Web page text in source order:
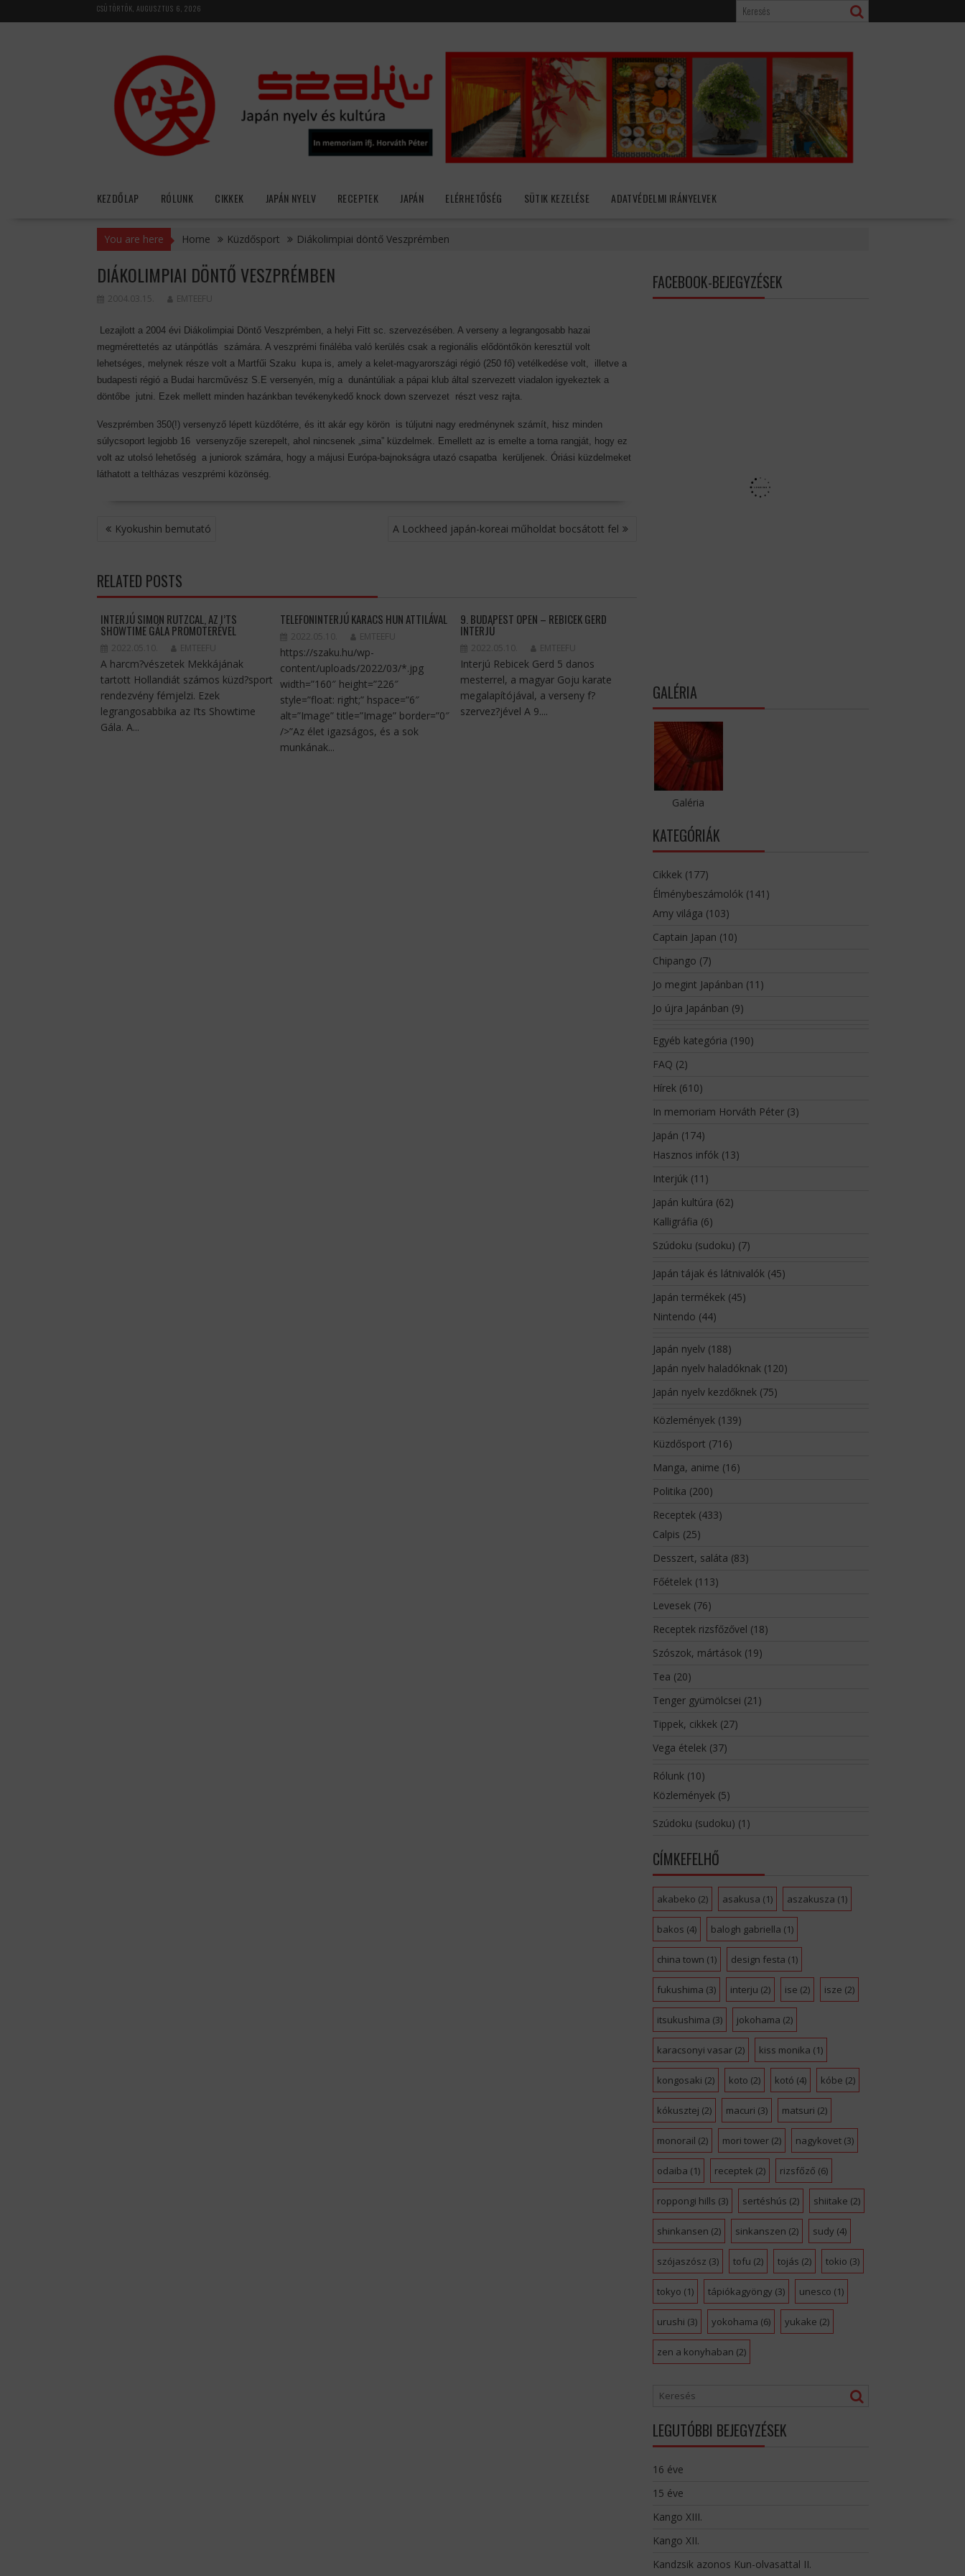
to
CSÜTÖRTÖK, AUGUSZTUS 6, 2026
KEZDŐLAP RÓLUNK CIKKEK JAPÁN NYELV RECEPTEK JAPÁN ELÉRHETŐSÉG SÜTIK KEZELÉSE ADATVÉDELMI IRÁNYELVEK
You are here Home Küzdősport Diákolimpiai döntő Veszprémben
DIÁKOLIMPIAI DÖNTŐ VESZPRÉMBEN
2004.03.15. EMTEEFU
Lezajlott a 2004 évi Diákolimpiai Döntő Veszprémben, a helyi Fitt sc. szervezésében. A verseny a legrangosabb hazai
megmérettetés az utánpótlás számára. A veszprémi fináléba való kerülés csak a regionális elődöntőkön keresztül volt
lehetséges, melynek része volt a Martfűi Szaku kupa is, amely a kelet-magyarországi régió (250 fő) vetélkedése volt, illetve a
budapesti régió a Budai harcművész S.E versenyén, míg a dunántúliak a pápai klub által szervezett viadalon igyekeztek a
döntőbe jutni. Ezek mellett minden hazánkban tevékenykedő knock down szervezet részt vesz rajta.
Veszprémben 350(!) versenyző lépett küzdőtérre, és itt akár egy körön is túljutni nagy eredménynek számít, hisz minden
súlycsoport legjobb 16 versenyzője szerepelt, ahol nincsenek „sima” küzdelmek. Emellett az is emelte a torna rangját, hogy ez
volt az utolsó lehetőség a juniorok számára, hogy a májusi Európa-bajnokságra utazó csapatba kerüljenek. Óriási küzdelmeket
láthatott a teltházas veszprémi közönség.
BEJEGYZÉS
NAVIGÁCIÓ
Kyokushin bemutató A Lockheed japán-koreai műholdat bocsátott fel
RELATED POSTS
INTERJÚ SIMON RUTZCAL, AZ I’TS
SHOWTIME GÁLA PROMOTERÉVEL
2022.05.10. EMTEEFU
A harcm?vészetek Mekkájának
tartott Hollandiát számos küzd?sport
rendezvény fémjelzi. Ezek
legrangosabbika az I’ts Showtime
Gála. A...
TELEFONINTERJÚ KARACS HUN ATTILÁVAL
2022.05.10. EMTEEFU
https://szaku.hu/wp-
content/uploads/2022/03/*.jpg
width=”160″ height=”226″
style=”float: right;” hspace=”6″
alt=”Image” title=”Image” border=”0″
/>”Az élet igazságos, és a sok
munkának...
9. BUDAPEST OPEN – REBICEK GERD
INTERJÚ
2022.05.10. EMTEEFU
Interjú Rebicek Gerd 5 danos
mesterrel, a magyar Goju karate
megalapítójával, a verseny f?
szervez?jével A 9....
FACEBOOK-BEJEGYZÉSEK
GALÉRIA
Galéria
KATEGÓRIÁK
Cikkek(177)
Élménybeszámolók(141)
Amy világa (103)
Captain Japan (10)
Chipango (7)
Jo megint Japánban (11)
Jo újra Japánban (9)
Egyéb kategória (190)
FAQ (2)
Hírek(610)
In memoriam Horváth Péter(3)
Japán (174)
Hasznos infók(13)
Interjúk(11)
Japán kultúra (62)
Kalligráfia (6)
Szúdoku (sudoku) (7)
Japán tájak és látnivalók(45)
Japán termékek(45)
Nintendo (44)
Japán nyelv(188)
Japán nyelv haladóknak(120)
Japán nyelv kezdőknek(75)
Közlemények(139)
Küzdősport (716)
Manga, anime (16)
Politika (200)
Receptek(433)
Calpis (25)
Desszert, saláta (83)
Főételek(113)
Levesek(76)
Receptek rizsfőzővel (18)
Szószok, mártások(19)
Tea (20)
Tenger gyümölcsei (21)
Tippek, cikkek(27)
Vega ételek(37)
Rólunk(10)
Közlemények(5)
Szúdoku (sudoku) (1)
CÍMKEFELHŐ
akabeko (2) asakusa (1) aszakusza (1)
bakos (4) balogh gabriella (1)
china town (1) design festa (1)
fukushima (3) interju (2) ise (2) isze (2)
itsukushima (3) jokohama (2)
karacsonyi vasar(2) kiss monika (1)
kongosaki (2) koto (2) kotó (4) kóbe (2)
kókusztej (2) macuri (3) matsuri (2)
monorail (2) mori tower(2) nagykovet(3)
odaiba (1) receptek (2) rizsfőző (6)
roppongi hills (3) sertéshús (2) shiitake (2)
shinkansen (2) sinkanszen (2) sudy (4)
szójaszósz (3) tofu (2) tojás (2) tokio (3)
tokyo (1) tápiókagyöngy (3) unesco (1)
urushi (3) yokohama (6) yukake (2)
zen a konyhaban (2)
LEGUTÓBBI BEJEGYZÉSEK
16 éve
15 éve
Kango XIII.
Kango XII.
Kandzsik azonos Kun-olvasattal II.